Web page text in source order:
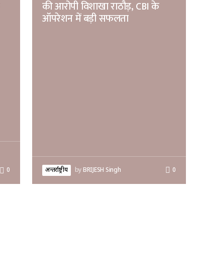
0
की आरोपी विशाखा राठौड़, CBI के
ऑपरेशन में बड़ी सफलता
अन्तर्राष्ट्रीय byBRIJESH Singh 0